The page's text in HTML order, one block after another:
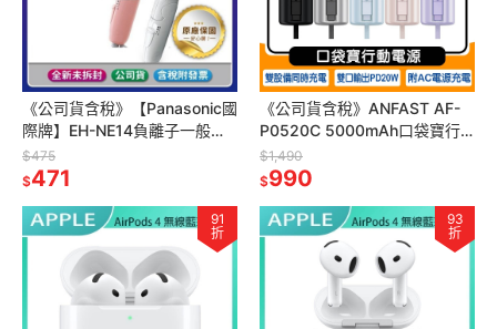
《公司貨含稅》【Panasonic國
際牌】EH-NE14負離子一般保
溼型吹風機 通過BSMI認證：
R31417
$475
$471
《公司貨含稅》ANFAST AF-
P0520C 5000mAh口袋寶行
動電源
$1,490
$990
91
折
93
折